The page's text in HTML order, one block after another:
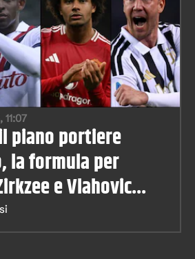
piano portiere
la formula per
e Vlahovic...